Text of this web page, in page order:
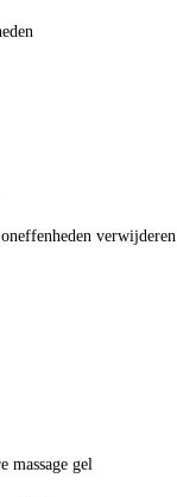
verwijderen
massage gel